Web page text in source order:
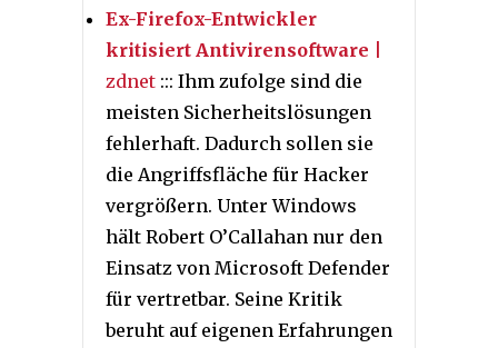
Ex-Firefox-Entwickler
kritisiert Antivirensoftware
zdnet ::: Ihm zufolge sind die
meisten Sicherheitslösungen
fehlerhaft. Dadurch sollen sie
die Angriffsfläche für Hacker
vergrößern. Unter Windows
hält Robert O’Callahan nur den
Einsatz von Microsoft Defender
für vertretbar. Seine Kritik
beruht auf eigenen Erfahrungen